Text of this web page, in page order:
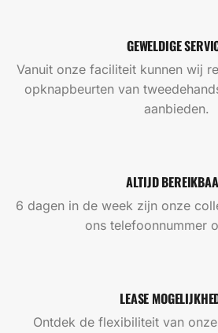
GEWELDIGE
Vanuit onze faciliteit kunnen wij
opknapbeurten van
aanbieden.
ALTIJD
6 dagen in de week zijn onze
ons telefoonnummer
LEASE
Ontdek de flexibiliteit van